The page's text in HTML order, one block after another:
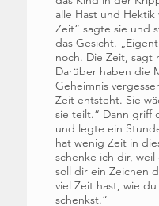
alle Hast und
Zeit“ sagte sie und
das Gesicht.
noch. Die Zeit, sagt
Darüber haben die
Geheimnis
Zeit entsteht. Sie
sie teilt.“ Dann griff
und legte ein
hat wenig Zeit in
schenke ich dir,
soll dir ein Zeichen
viel Zeit hast, wie
schenkst.“